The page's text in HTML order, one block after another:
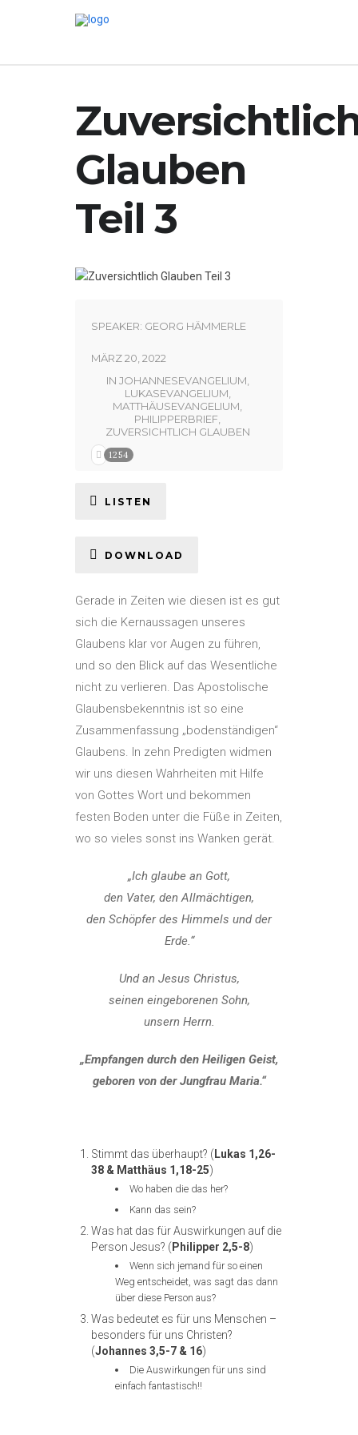
Glauben
Teil 3
SPEAKER: GEORG HÄMMERLE
MÄRZ 20, 2022
IN JOHANNESEVANGELIUM
LUKASEVANGELIUM
MATTHÄUSEVANGELIUM
PHILIPPERBRIEF
ZUVERSICHTLICH GLAUBEN
1254
LISTEN
DOWNLOAD
Gerade in Zeiten wie diesen ist es gut
sich die Kernaussagen unseres
Glaubens klar vor Augen zu führen,
und so den Blick auf das Wesentliche
nicht zu verlieren. Das Apostolische
Glaubensbekenntnis ist so eine
Zusammenfassung „bodenständigen“
Glaubens. In zehn Predigten widmen
wir uns diesen Wahrheiten mit Hilfe
von Gottes Wort und bekommen
festen Boden unter die Füße in Zeiten,
wo so vieles sonst ins Wanken gerät.
„Ich glaube an Gott,
den Vater, den Allmächtigen,
den Schöpfer des Himmels und der
Erde.“
Und an Jesus Christus,
seinen eingeborenen Sohn,
unsern Herrn.
„Empfangen durch den Heiligen Geist,
geboren von der Jungfrau Maria.“
Stimmt das überhaupt? ( Lukas 1,26-
38 & Matthäus 1,18-25)
Wo haben die das her?
Kann das sein?
Was hat das für Auswirkungen auf die
Person Jesus? ( Philipper 2,5-8)
Wenn sich jemand für so einen
Weg entscheidet, was sagt das dann
über diese Person aus?
Was bedeutet es für uns Menschen –
besonders für uns Christen?
(Johannes 3,5-7 & 16)
Die Auswirkungen für uns sind
einfach fantastisch!!